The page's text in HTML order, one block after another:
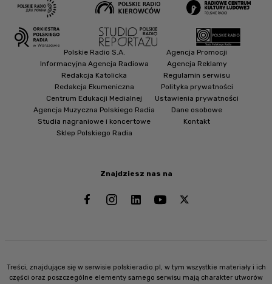
Znajdziesz nas na
Polskie Radio S.A.
Informacyjna Agencja Radiowa
Redakcja Katolicka
Redakcja Ekumeniczna
Centrum Edukacji Medialnej
Agencja Muzyczna Polskiego Radia
Studia nagraniowe i koncertowe
Sklep Polskiego Radia
Agencja Promocji
Agencja Reklamy
Regulamin serwisu
Polityka prywatności
Ustawienia prywatności
Dane osobowe
Kontakt
Treści, znajdujące się w serwisie polskieradio.pl, w tym wszystkie materiały i ich
części oraz poszczególne elementy samego serwisu mają charakter utworów